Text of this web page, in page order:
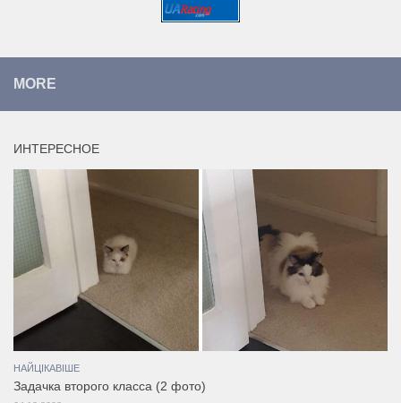
MORE
ИНТЕРЕСНОЕ
НАЙЦІКАВІШЕ
Задачка второго класса (2 фото)